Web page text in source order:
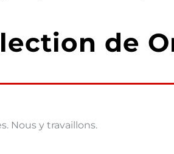
de
Nous y travaillons.